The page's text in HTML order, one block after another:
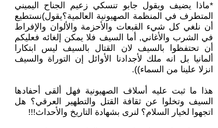
*ماذا يضيف ويقول جابو تنسكي زعيم الجناح اليميني
المتطرف في المنظمة الصهيونية العالمية؟يقول)نستطيع
أن نلغي كل شيء القبعات والأحزمة والألوان والإفراط
في الشرب والأغاني, أما السيف فلا يمكن إلغائه فعليكم
أن تحتفظوا بالسيف لان القتال بالسيف ليس ابتكارا
ألمانيا بل انه ملك لأجدادنا الأوائل إن التوراة والسيف
انزلا علينا من السماء)).
هذا ما ثبت عليه أسلاف الصهيونية فهل ألقى أحفادها
السيف وتخلوا عن ثقافة القتل والتطهير العرقي؟ هل
اتجهوا لخيار السلام؟ لنرى بشهادة التاريخ والأحداث!!!